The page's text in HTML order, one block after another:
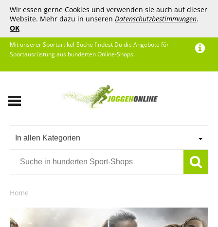
Wir essen gerne Cookies und verwenden sie auch auf dieser
Website. Mehr dazu in unseren Datenschutzbestimmungen.
OK
Mit unserer Sportartikel-Suche findest Du die Angebote für
Sportausrüstung aus hunderten Online-Shops.
In allen Kategorien
Home